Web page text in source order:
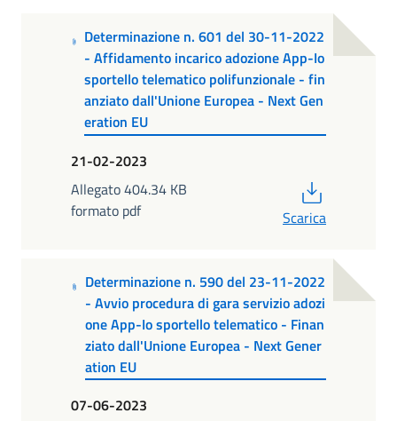
Determinazione n. 601 del 30-11-2022
- Affidamento incarico adozione App-Io
sportello telematico polifunzionale - fin
anziato dall'Unione Europea - Next Gen
eration EU
21-02-2023
Allegato 404.34 KB
formato pdf
Scarica
Determinazione n. 590 del 23-11-2022
- Avvio procedura di gara servizio adozi
one App-Io sportello telematico - Finan
ziato dall'Unione Europea - Next Gener
ation EU
07-06-2023